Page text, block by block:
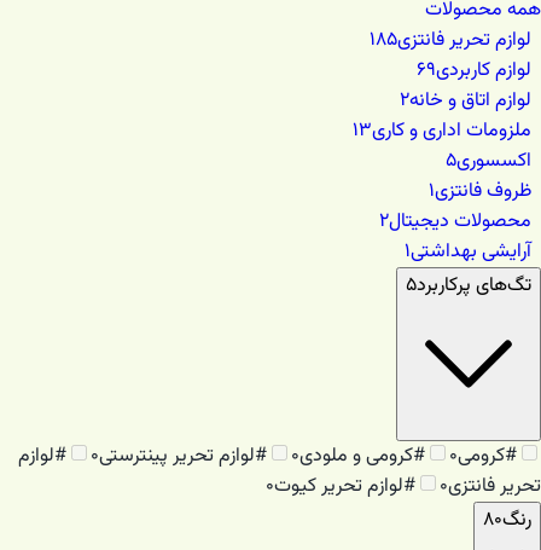
همه محصولات
لوازم تحریر فانتزی۱۸۵
لوازم کاربردی۶۹
لوازم اتاق و خانه۲
ملزومات اداری و کاری۱۳
اکسسوری۵
ظروف فانتزی۱
محصولات دیجیتال۲
آرایشی بهداشتی۱
تگ‌های پرکاربرد۵
#کرومی۰ #کرومی و ملودی۰ #لوازم تحریر پینترستی۰ #لوازم
تحریر فانتزی۰ #لوازم تحریر کیوت۰
رنگ۸۰